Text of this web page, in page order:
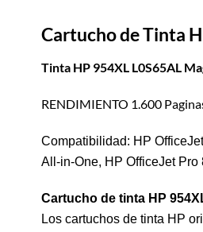
Cartucho de Tinta
Tinta HP 954XL L0S65AL
RENDIMIENTO 1.600
Compatibilidad: HP
All-in-One, HP OfficeJet
Cartucho de tinta HP
Los cartuchos de tinta HP